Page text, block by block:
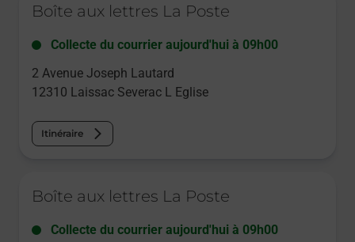
Boîte aux lettres La Poste
Collecte du courrier aujourd'hui à 09h00
2 Avenue Joseph Lautard
12310 Laissac Severac L Eglise
Itinéraire
Boîte aux lettres La Poste
Collecte du courrier aujourd'hui à 09h00